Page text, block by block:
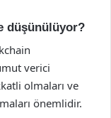
düşünülüyor?
verici
olmaları ve
önemlidir.